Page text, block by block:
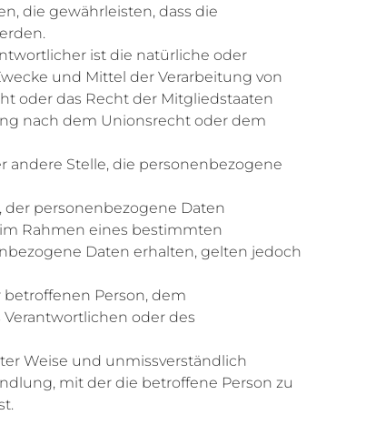
die gewährleisten, dass die
ist die natürliche oder
und Mittel der Verarbeitung von
oder das Recht der Mitgliedstaaten
nach dem Unionsrecht oder dem
andere Stelle, die personenbezogene
personenbezogene Daten
Rahmen eines bestimmten
Daten erhalten, gelten jedoch
Person, dem
oder des
Weise und unmissverständlich
mit der die betroffene Person zu